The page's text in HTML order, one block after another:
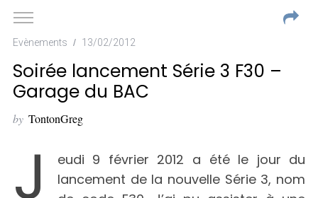
Evènements 13/02/2012
Soirée lancement Série 3 F30 –
Garage du BAC
by TontonGreg
J
eudi 9 février 2012 a été le jour du
lancement de la nouvelle Série 3, nom